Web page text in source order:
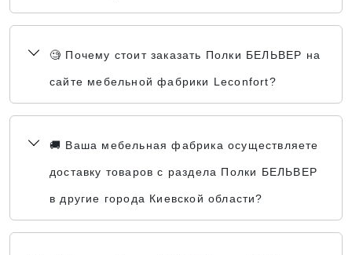
🧐 Почему стоит заказать Полки БЕЛЬВЕР на
сайте мебельной фабрики Leconfort?
🚚 Ваша мебельная фабрика осуществляете
доставку товаров с раздела Полки БЕЛЬВЕР
в другие города Киевской области?